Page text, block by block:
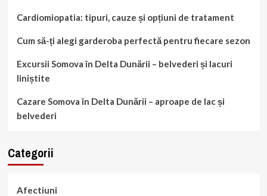
Cardiomiopatia: tipuri, cauze și opțiuni de tratament
Cum să-ți alegi garderoba perfectă pentru fiecare sezon
Excursii Somova în Delta Dunării – belvederi și lacuri
liniștite
Cazare Somova în Delta Dunării – aproape de lac și
belvederi
Categorii
Afectiuni